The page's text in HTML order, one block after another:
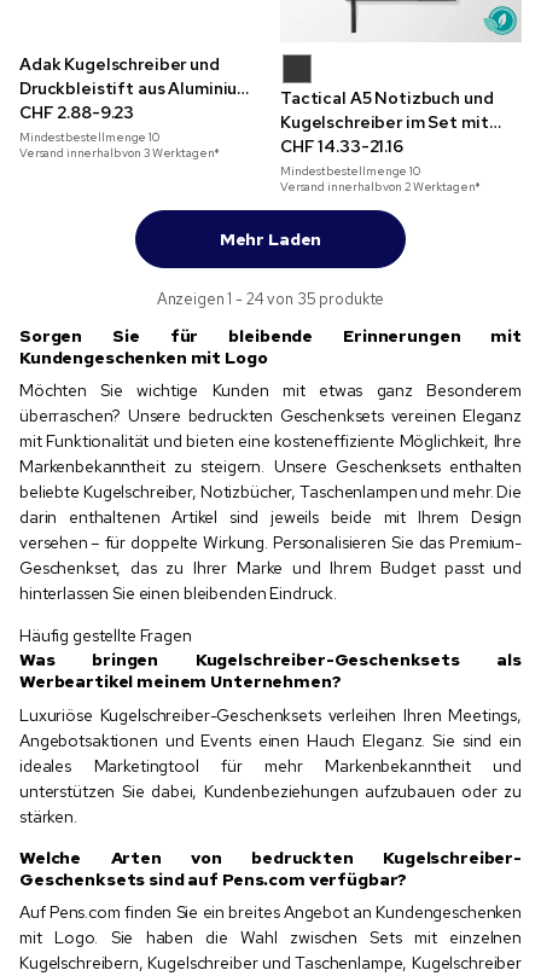
Adak Kugelschreiber und
Druckbleistift aus Aluminium
in Geschenkschachtel
CHF 2.88-9.23
Mindestbestellmenge10
Versand innerhalb von 3 Werktagen*
Tactical A5 Notizbuch und
Kugelschreiber im Set mit
Tiefprägung
CHF 14.33-21.16
Mindestbestellmenge10
Versand innerhalb von 2 Werktagen*
Mehr Laden
Anzeigen 1 - 24 von 35 produkte
Sorgen Sie für bleibende Erinnerungen mit
Kundengeschenken mit Logo
Möchten Sie wichtige Kunden mit etwas ganz Besonderem
überraschen? Unsere bedruckten Geschenksets vereinen Eleganz
mit Funktionalität und bieten eine kosteneffiziente Möglichkeit, Ihre
Markenbekanntheit zu steigern. Unsere Geschenksets enthalten
beliebte Kugelschreiber, Notizbücher, Taschenlampen und mehr. Die
darin enthaltenen Artikel sind jeweils beide mit Ihrem Design
versehen – für doppelte Wirkung. Personalisieren Sie das Premium-
Geschenkset, das zu Ihrer Marke und Ihrem Budget passt und
hinterlassen Sie einen bleibenden Eindruck.
Häufig gestellte Fragen
Was bringen Kugelschreiber-Geschenksets als
Werbeartikel meinem Unternehmen?
Luxuriöse Kugelschreiber-Geschenksets verleihen Ihren Meetings,
Angebotsaktionen und Events einen Hauch Eleganz. Sie sind ein
ideales Marketingtool für mehr Markenbekanntheit und
unterstützen Sie dabei, Kundenbeziehungen aufzubauen oder zu
stärken.
Welche Arten von bedruckten Kugelschreiber-
Geschenksets sind auf Pens.com verfügbar?
Auf Pens.com finden Sie ein breites Angebot an Kundengeschenken
mit Logo. Sie haben die Wahl zwischen Sets mit einzelnen
Kugelschreibern, Kugelschreiber und Taschenlampe, Kugelschreiber